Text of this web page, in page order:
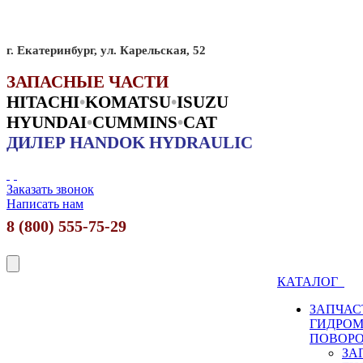
г. Екатеринбург, ул. Карельская, 52
ЗАПАСНЫЕ ЧАСТИ
HITACHI•KOMATSU•ISUZU
HYUNDAI•CUMMINS•CAT
ДИЛЕР HANDOK HYDRAULIC
Заказать звонок
Написать нам
8 (800) 555-75-29
КАТАЛОГ